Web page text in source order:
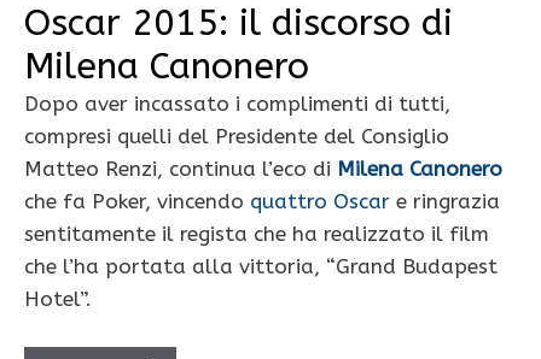
Oscar 2015: il discorso di
Milena Canonero
Dopo aver incassato i complimenti di tutti,
compresi quelli del Presidente del Consiglio
Matteo Renzi, continua l’eco di Milena Canonero
che fa Poker, vincendo quattro Oscar e ringrazia
sentitamente il regista che ha realizzato il film
che l’ha portata alla vittoria, “Grand Budapest
Hotel”.